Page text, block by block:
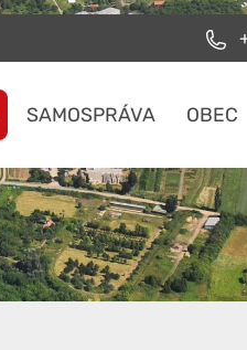
SAMOSPRÁVA OBEC